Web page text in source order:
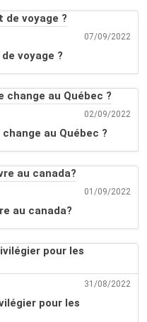
07/09/2022
voyage ?
02/09/2022
au Québec ?
01/09/2022
au canada?
31/08/2022
pour les